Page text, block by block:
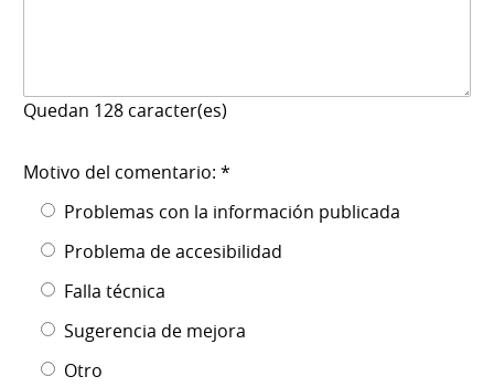
Quedan 128 caracter(es)
Motivo del comentario: *
Problemas con la información publicada
Problema de accesibilidad
Falla técnica
Sugerencia de mejora
Otro